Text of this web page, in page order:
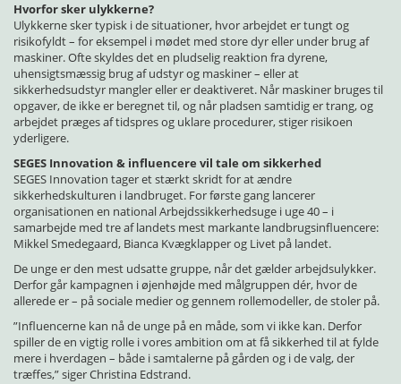
Hvorfor sker ulykkerne?
Ulykkerne sker typisk i de situationer, hvor arbejdet er tungt og
risikofyldt – for eksempel i mødet med store dyr eller under brug af
maskiner. Ofte skyldes det en pludselig reaktion fra dyrene,
uhensigtsmæssig brug af udstyr og maskiner – eller at
sikkerhedsudstyr mangler eller er deaktiveret. Når maskiner bruges til
opgaver, de ikke er beregnet til, og når pladsen samtidig er trang, og
arbejdet præges af tidspres og uklare procedurer, stiger risikoen
yderligere.
SEGES Innovation & influencere vil tale om sikkerhed
SEGES Innovation tager et stærkt skridt for at ændre
sikkerhedskulturen i landbruget. For første gang lancerer
organisationen en national Arbejdssikkerhedsuge i uge 40 – i
samarbejde med tre af landets mest markante landbrugsinfluencere:
Mikkel Smedegaard, Bianca Kvægklapper og Livet på landet.
De unge er den mest udsatte gruppe, når det gælder arbejdsulykker.
Derfor går kampagnen i øjenhøjde med målgruppen dér, hvor de
allerede er – på sociale medier og gennem rollemodeller, de stoler på.
”Influencerne kan nå de unge på en måde, som vi ikke kan. Derfor
spiller de en vigtig rolle i vores ambition om at få sikkerhed til at fylde
mere i hverdagen – både i samtalerne på gården og i de valg, der
træffes,” siger Christina Edstrand.